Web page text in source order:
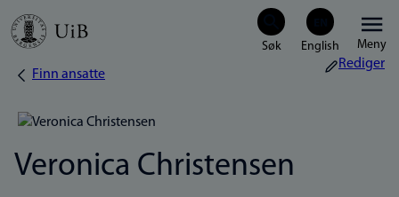
Hopp
Meny
Navigasjonssti
Finn ansatte
Rediger
Veronica Christensen